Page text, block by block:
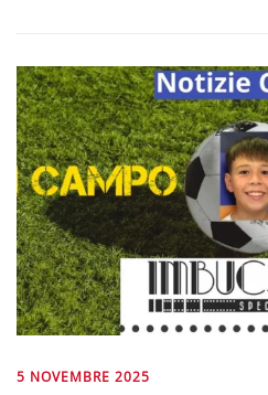
5 NOVEMBRE 2025